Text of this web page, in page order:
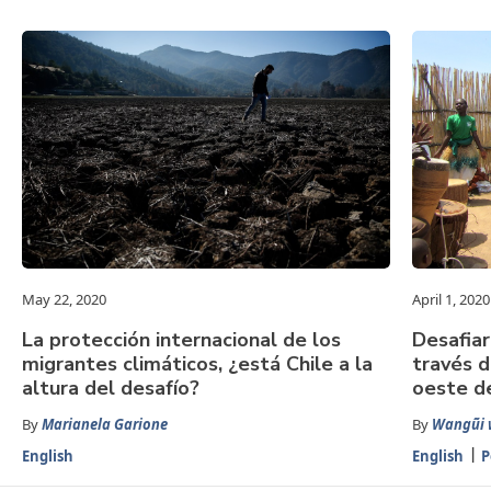
May 22, 2020
La protección internacional de los
migrantes climáticos, ¿está Chile a la
altura del desafío?
ByMarianela Garione
English
April 1, 2020
través
oeste
By Wangũi
English